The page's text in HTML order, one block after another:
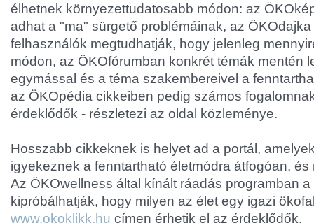
élhetnek környezettudatosabb módon: az
adhat a "ma" sürgető problémáinak, az
felhasználók megtudhatják, hogy jelenleg
módon, az ÖKOfórumban konkrét témák mentén
egymással és a téma szakembereivel a
az ÖKOpédia cikkeiben pedig számos
érdeklődők - részletezi az oldal közleménye.
Hosszabb cikkeknek is helyet ad a portál,
igyekeznek a fenntartható életmódra átfogóan,
Az ÖKOwellness által kínált ráadás programban
kipróbálhatják, hogy milyen az élet egy igazi
www.okoklikk.hu címen érhetik el az érdeklődők.